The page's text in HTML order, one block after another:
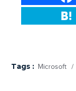
Tags : Microsoft /